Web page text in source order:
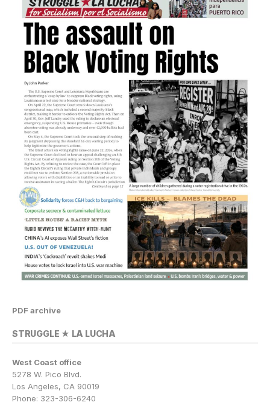
PDF archive
STRUGGLE ★ LA LUCHA
West Coast office
5278 W. Pico Blvd.
Los Angeles, CA 90019
Phone: 323-306-6240